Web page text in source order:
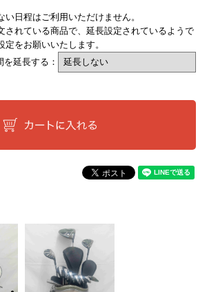
日程はご利用いただけません。
れている商品で、延長設定されているようで
をお願いいたします。
を延長する：